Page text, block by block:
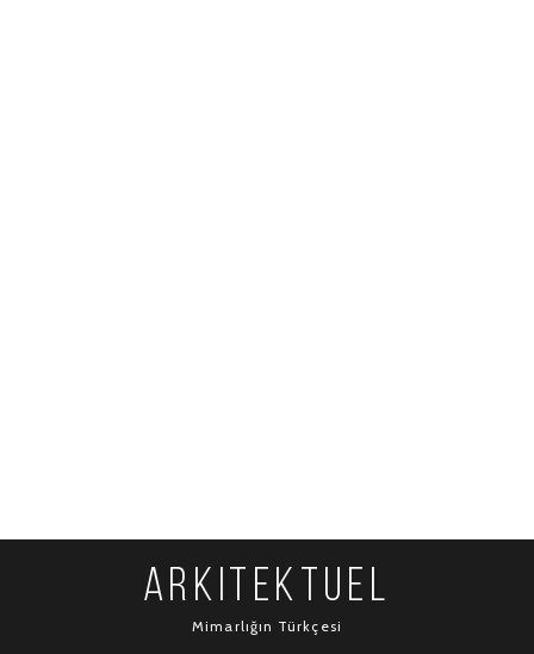
ARKITEKTUEL
Mimarlığın Türkçesi